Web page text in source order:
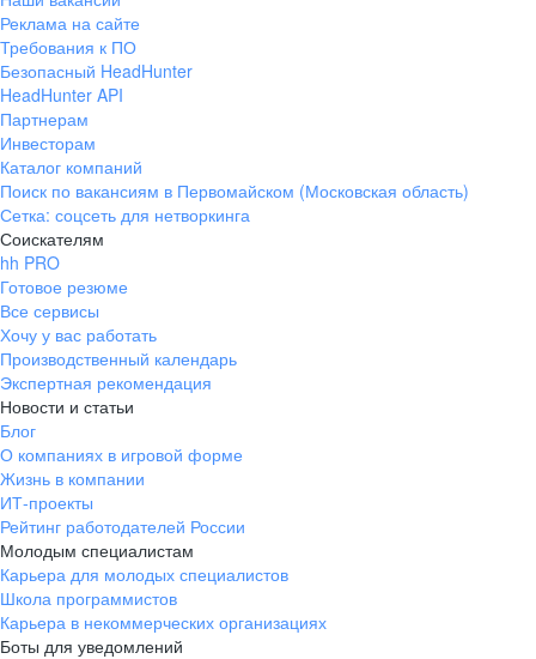
Реклама на сайте
Требования к ПО
Безопасный HeadHunter
HeadHunter API
Партнерам
Инвесторам
Каталог компаний
Поиск по вакансиям в Первомайском (Московская область)
Сетка: соцсеть для нетворкинга
Соискателям
hh PRO
Готовое резюме
Все сервисы
Хочу у вас работать
Производственный календарь
Экспертная рекомендация
Новости и статьи
Блог
О компаниях в игровой форме
Жизнь в компании
ИТ-проекты
Рейтинг работодателей России
Молодым специалистам
Карьера для молодых специалистов
Школа программистов
Карьера в некоммерческих организациях
Боты для уведомлений